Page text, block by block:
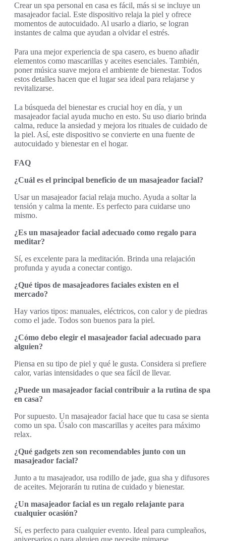
Crear un spa personal en casa es fácil, más si se incluye un
masajeador facial. Este dispositivo relaja la piel y ofrece
momentos de autocuidado. Al usarlo a diario, se logran
instantes de calma que ayudan a olvidar el estrés.
Para una mejor experiencia de spa casero, es bueno añadir
elementos como mascarillas y aceites esenciales. También,
poner música suave mejora el ambiente de bienestar. Todos
estos detalles hacen que el lugar sea ideal para relajarse y
revitalizarse.
La búsqueda del bienestar es crucial hoy en día, y un
masajeador facial ayuda mucho en esto. Su uso diario brinda
calma, reduce la ansiedad y mejora los rituales de cuidado de
la piel. Así, este dispositivo se convierte en una fuente de
autocuidado y bienestar en el hogar.
FAQ
¿Cuál es el principal beneficio de un masajeador facial?
Usar un masajeador facial relaja mucho. Ayuda a soltar la
tensión y calma la mente. Es perfecto para cuidarse uno
mismo.
¿Es un masajeador facial adecuado como regalo para
meditar?
Sí, es excelente para la meditación. Brinda una relajación
profunda y ayuda a conectar contigo.
¿Qué tipos de masajeadores faciales existen en el
mercado?
Hay varios tipos: manuales, eléctricos, con calor y de piedras
como el jade. Todos son buenos para la piel.
¿Cómo debo elegir el masajeador facial adecuado para
alguien?
Piensa en su tipo de piel y qué le gusta. Considera si prefiere
calor, varias intensidades o que sea fácil de llevar.
¿Puede un masajeador facial contribuir a la rutina de spa
en casa?
Por supuesto. Un masajeador facial hace que tu casa se sienta
como un spa. Úsalo con mascarillas y aceites para máximo
relax.
¿Qué gadgets zen son recomendables junto con un
masajeador facial?
Junto a tu masajeador, usa rodillo de jade, gua sha y difusores
de aceites. Mejorarán tu rutina de cuidado y bienestar.
¿Un masajeador facial es un regalo relajante para
cualquier ocasión?
Sí, es perfecto para cualquier evento. Ideal para cumpleaños,
aniversarios o para alguien que necesite mimarse.